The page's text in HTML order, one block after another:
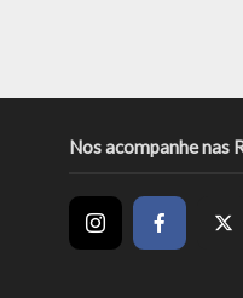
Nos acompanhe nas